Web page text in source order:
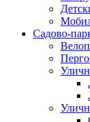
Садово-